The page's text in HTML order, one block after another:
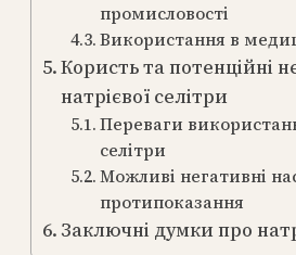
промисловості
Використання в
Користь та потенційні
натрієвої селітри
Переваги
селітри
Можливі негативні
протипоказання
Заключні думки про